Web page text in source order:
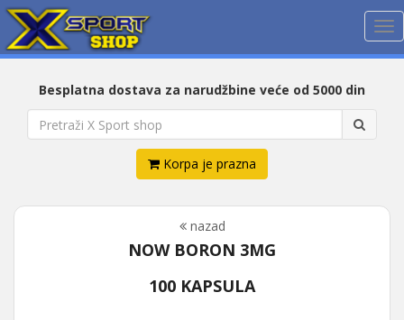
Besplatna dostava za narudžbine veće od 5000 din
Korpa je prazna
nazad
NOW BORON 3MG
100 KAPSULA